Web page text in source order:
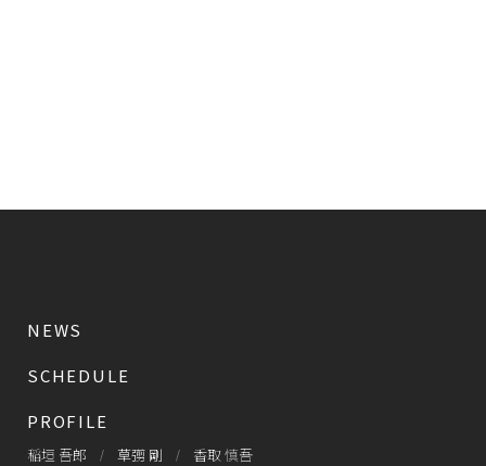
NEWS
SCHEDULE
PROFILE
稲垣 吾郎 草彅 剛 香取 慎吾